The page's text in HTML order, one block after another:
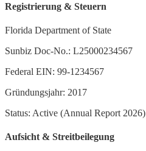
Registrierung & Steuern
Florida Department of State
Sunbiz Doc-No.: L25000234567
Federal EIN: 99-1234567
Gründungsjahr: 2017
Status: Active (Annual Report 2026)
Aufsicht & Streitbeilegung